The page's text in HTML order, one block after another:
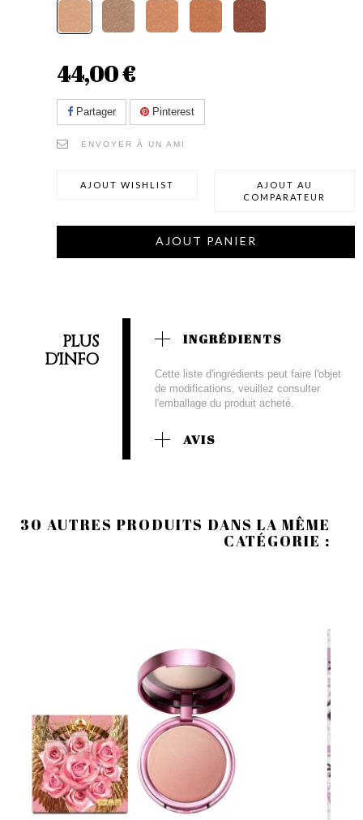
44,00 €
Partager Pinterest
ENVOYER À UN AMI
AJOUT WISHLIST
AJOUT AU
COMPARATEUR
AJOUT PANIER
PLUS
D'INFO
INGRÉDIENTS
Cette liste d'ingrédients peut faire l'objet
de modifications, veuillez consulter
l'emballage du produit acheté.
AVIS
30 AUTRES PRODUITS DANS LA MÊME
CATÉGORIE :